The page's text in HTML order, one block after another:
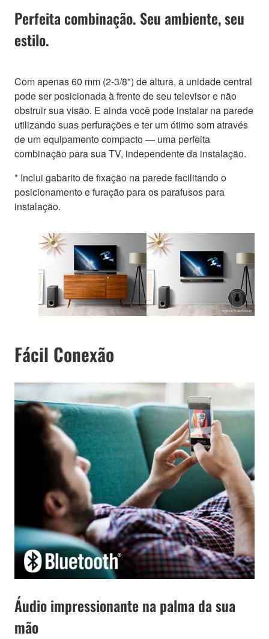
Perfeita combinação. Seu ambiente, seu
estilo.
Com apenas 60 mm (2-3/8") de altura, a unidade central
pode ser posicionada à frente de seu televisor e não
obstruir sua visão. E ainda você pode instalar na parede
utilizando suas perfurações e ter um ótimo som através
de um equipamento compacto — uma perfeita
combinação para sua TV, independente da instalação.
* Inclui gabarito de fixação na parede facilitando o
posicionamento e furação para os parafusos para
instalação.
Fácil Conexão
Áudio impressionante na palma da sua
mão